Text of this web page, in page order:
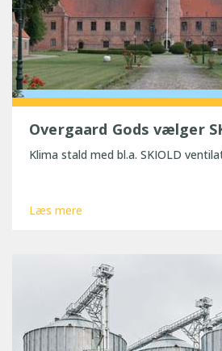
Overgaard Gods vælger
Klima stald med bl.a. SKIOLD
Læs mere